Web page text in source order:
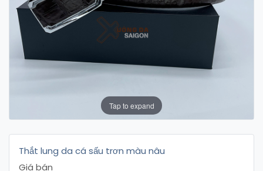
Tap to expand
Thắt lung da cá sấu trơn màu nâu
Giá bán